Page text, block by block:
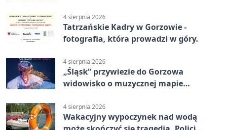
4 sierpnia 2026
Tatrzańskie Kadry w Gorzowie -
fotografia, która prowadzi w góry.
4 sierpnia 2026
„Śląsk” przywiezie do Gorzowa
widowisko o muzycznej mapie
4 sierpnia 2026
Wakacyjny wypoczynek nad wodą